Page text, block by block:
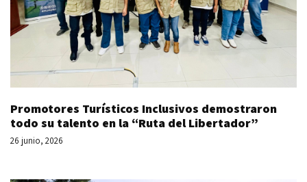
Promotores Turísticos Inclusivos demostraron
todo su talento en la “Ruta del Libertador”
26 junio, 2026